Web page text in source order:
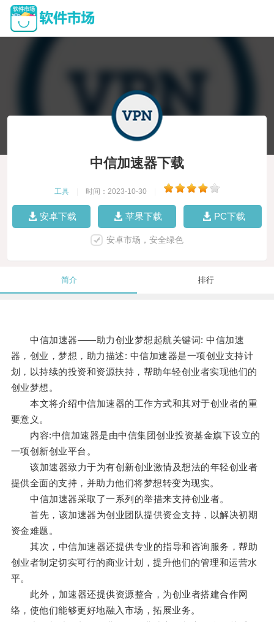
中信加速器下载
工具 时间：2023-10-30
安卓下载 苹果下载 PC下载
安卓市场，安全绿色
简介 排行
中信加速器——助力创业梦想起航关键词: 中信加速
器，创业，梦想，助力描述: 中信加速器是一项创业支持计
划，以持续的投资和资源扶持，帮助年轻创业者实现他们的
创业梦想。
本文将介绍中信加速器的工作方式和其对于创业者的重
要意义。
内容:中信加速器是由中信集团创业投资基金旗下设立的
一项创新创业平台。
该加速器致力于为有创新创业激情及想法的年轻创业者
提供全面的支持，并助力他们将梦想转变为现实。
中信加速器采取了一系列的举措来支持创业者。
首先，该加速器为创业团队提供资金支持，以解决初期
资金难题。
其次，中信加速器还提供专业的指导和咨询服务，帮助
创业者制定切实可行的商业计划，提升他们的管理和运营水
平。
此外，加速器还提供资源整合，为创业者搭建合作网
络，使他们能够更好地融入市场，拓展业务。